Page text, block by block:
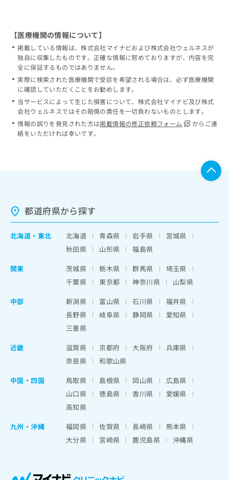
【医療機関の情報について】
掲載している情報は、株式会社マイナビおよび株式会社ウェルネスが
独自に収集したものです。正確な情報に努めておりますが、内容を完
全に保証するものではありません。
実際に検索された医療機関で受診を希望される場合は、必ず医療機関
に確認していただくことをお勧めします。
当サービスによって生じた損害について、株式会社マイナビ及び株式
会社ウェルネスではその賠償の責任を一切負わないものとします。
情報の誤りを発見された方は掲載情報の修正依頼フォーム
からご連
絡をいただければ幸いです。
都道府県から探す
北海道 ・ 東北 北海道 青森県 岩手県
宮城県
秋田県
山形県
福島県
関東
茨城県 栃木県 群馬県
埼玉県
千葉県
東京都 神奈川県
山梨県
中部
新潟県 富山県 石川県
福井県
長野県
岐阜県 静岡県
愛知県
三重県
近畿
滋賀県 京都府 大阪府
兵庫県
奈良県
和歌山県
中国・四国
鳥取県 島根県 岡山県
広島県
山口県
徳島県 香川県
愛媛県
高知県
九州・沖縄
福岡県 佐賀県 長崎県
熊本県
大分県
宮崎県 鹿児島県 沖縄県